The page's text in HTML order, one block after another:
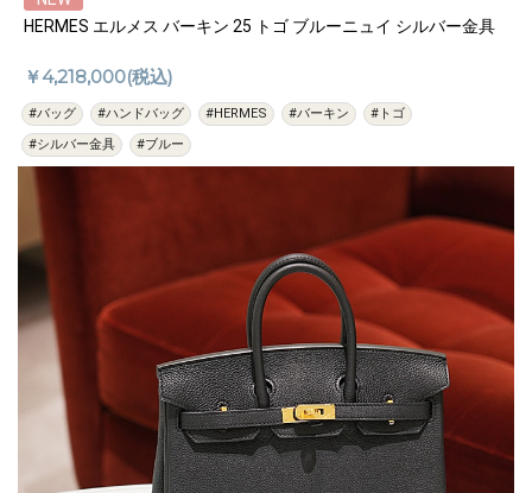
HERMES エルメス バーキン 25 トゴ ブルーニュイ シルバー金具
￥4,218,000(税込)
#バッグ #ハンドバッグ #HERMES #バーキン
#トゴ
#シルバー金具
#ブルー